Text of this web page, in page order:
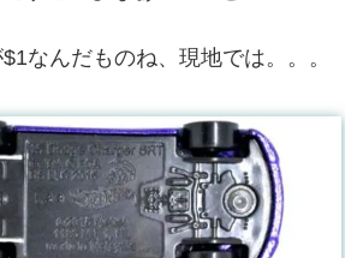
なんだものね、現地では。。。